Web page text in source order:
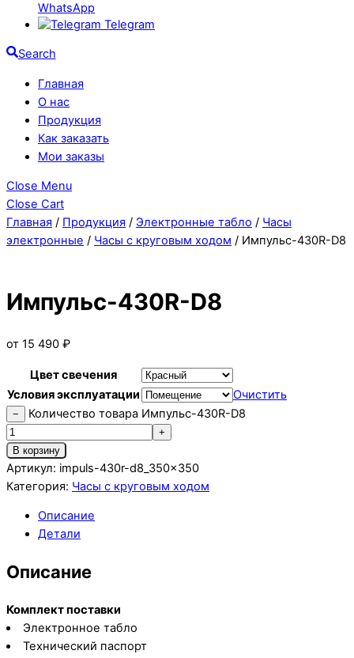
WhatsApp
Telegram
Search
Главная
О нас
Продукция
Как заказать
Мои заказы
Close Menu
Close Cart
Главная / Продукция / Электронные табло / Часы
электронные / Часы c круговым ходом / Импульс-430R-D8
Импульс-430R-D8
от 15 490 ₽
Цвет свечения
Условия эксплуатации
Очистить
− Количество товара Импульс-430R-D8
+
В корзину
Артикул: impuls-430r-d8_350x350
Категория: Часы c круговым ходом
Описание
Детали
Описание
Комплект поставки
Электронное табло
Технический паспорт